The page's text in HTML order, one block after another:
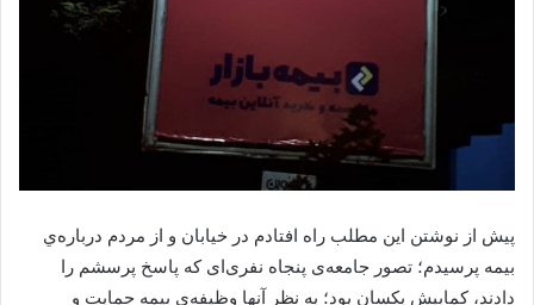
پیش از نوشتن این مطلب راه افتادم در خیابان و از مردم درباره‌ي
بیمه پرسیدم؛ تصور جامعه‌ی پنجاه نفری‌ای که پاسخ پرسشم را
دادند، کمابیش یکسان بود؛ به نظر آنها وظیفه‌ي بیمه حمایت و